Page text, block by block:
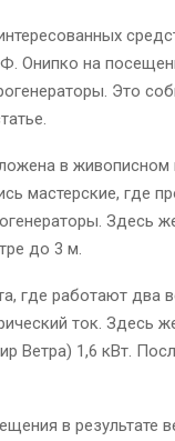
Онипко на
Это
в живописном
мастерские, где
Здесь
до 3 м.
где работают два
ток. Здесь
Ветра) 1,6 кВт.
в результате